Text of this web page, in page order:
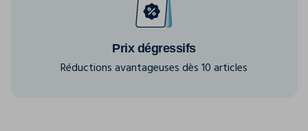
Prix dégressifs
Réductions avantageuses dès 10 articles